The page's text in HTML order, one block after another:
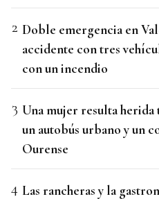
Doble emergencia en
accidente con tres
con un incendio
Una mujer resulta
un autobús urbano y un
Ourense
Las rancheras y la